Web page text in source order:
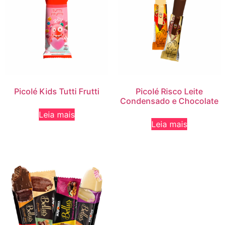
Picolé Kids Tutti Frutti
Leia mais
Picolé Risco Leite
Condensado e Chocolate
Leia mais